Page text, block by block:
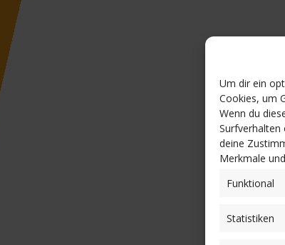
Um dir ein
Cookies, um
Wenn du
Surfverhalten
deine
Merkmale
Funktional
Statistiken